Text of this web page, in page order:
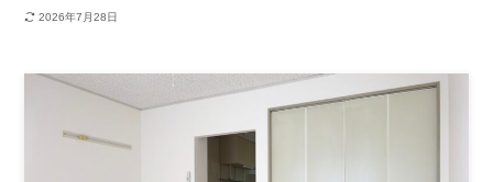
2026年7月28日